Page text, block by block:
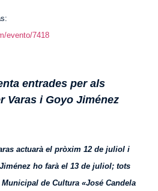
evento/7418
entrades per als
Varas i Goyo Jiménez
actuarà el pròxim 12 de juliol i
ho farà el 13 de juliol; tots
de Cultura «José Candela